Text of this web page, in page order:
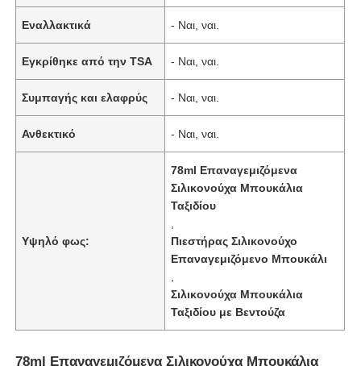
Σπίτι
Εναλλακτικά - Ναι, ναι.
Εγκρίθηκε από την TSA - Ναι, ναι.
Συμπαγής και ελαφρύς - Ναι, ναι.
Ανθεκτικό - Ναι, ναι.
Υψηλό φως:
78ml Επαναγεμιζόμενα
Σιλικονούχα Μπουκάλια
Ταξιδίου
Πιεστήρας Σιλικονούχο
Επαναγεμιζόμενο Μπουκάλι
Σιλικονούχα Μπουκάλια
Ταξιδίου με Βεντούζα
78ml Επαναγεμιζόμενα Σιλικονούχα Μπουκάλια